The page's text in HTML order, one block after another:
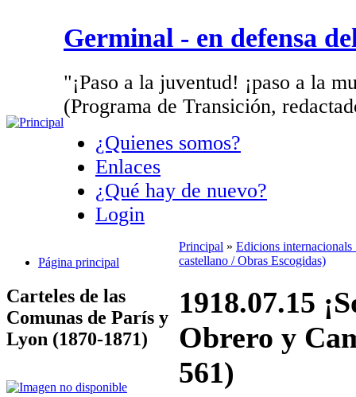
Germinal - en defensa
"¡Paso a la juventud! ¡paso a la
(Programa de Transición,
¿Quienes somos?
Enlaces
¿Qué hay de nuevo?
Login
Página principal
Carteles de las
Comunas de París y
Lyon (1870-1871)
Principal » Edicions internacionals
castellano / Obras Escogidas)
1918.07.15
Obrero y
561)